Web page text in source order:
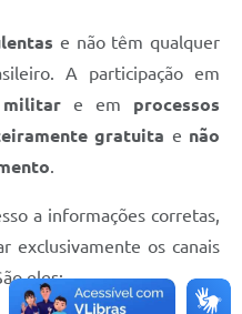
e não têm qualquer
A participação em
e em processos
gratuita e não
.
a informações corretas,
exclusivamente os canais
eles: